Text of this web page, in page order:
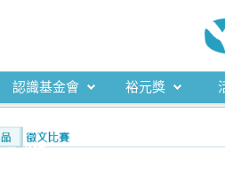
認識基金會 裕元獎